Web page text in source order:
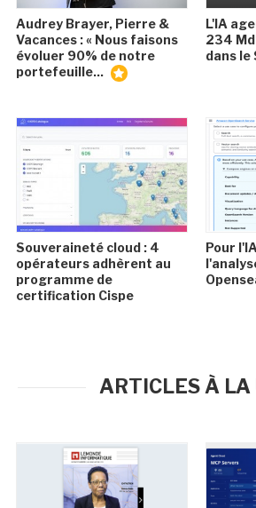
Audrey Brayer, Pierre &
Vacances : « Nous faisons
évoluer 90% de notre
portefeuille...
L'IA
234
dans le
Souveraineté cloud : 4
opérateurs adhèrent au
programme de
certification Cispe
Pour
ARTICLES À LA